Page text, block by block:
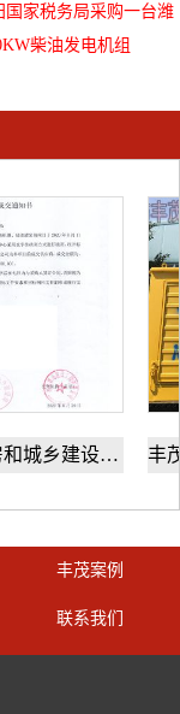
国家税务局采购一台潍
柴油发电机组
大冶市住房和城乡建设局中标书
丰茂案例
联系我们